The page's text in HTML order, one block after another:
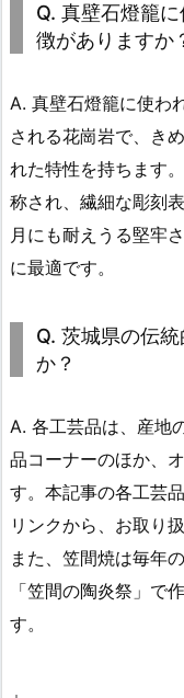
Q. 真壁石燈籠
徴がありますか
A. 真壁石燈籠に使わ
される花崗岩で、き
れた特性を持ちます
称され、繊細な彫刻
月にも耐えうる堅牢
に最適です。
Q. 茨城県の伝
か？
A. 各工芸品は、産地
品コーナーのほか、
す。本記事の各工芸
リンクから、お取り
また、笠間焼は毎年
「笠間の陶炎祭」で
す。